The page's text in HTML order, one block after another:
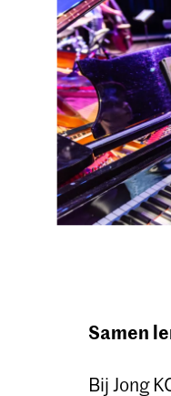
Samen
Bij Jong